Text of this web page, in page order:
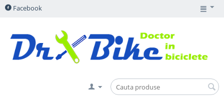
Facebook